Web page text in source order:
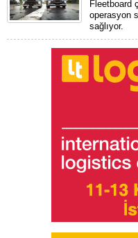
Fleetboard
operasyon
sağlıyor.